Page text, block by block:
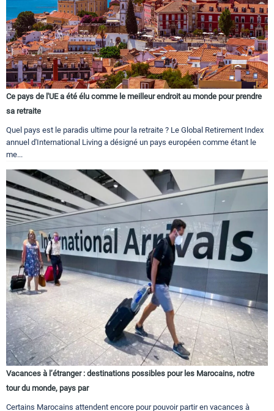
Ce pays de l'UE a été élu comme le meilleur endroit au monde pour prendre
sa retraite
Quel pays est le paradis ultime pour la retraite ? Le Global Retirement Index
annuel d'International Living a désigné un pays européen comme étant le
me...
Vacances à l’étranger : destinations possibles pour les Marocains, notre
tour du monde, pays par
Certains Marocains attendent encore pour pouvoir partir en vacances à